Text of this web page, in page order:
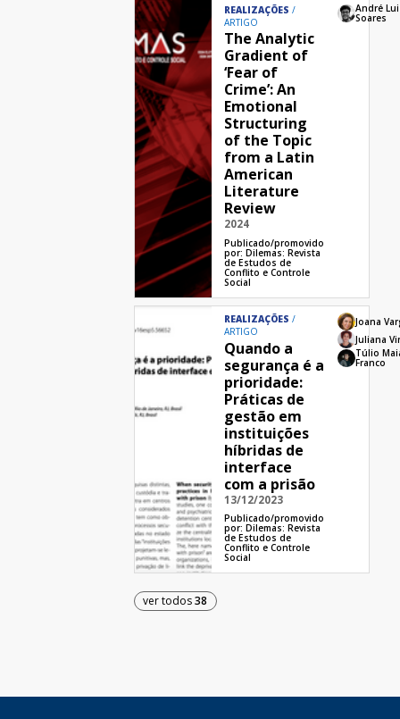
REALIZAÇÕES
ARTIGO
The Analytic
Gradient of
‘Fear of
Crime’: An
Emotional
Structuring
of the Topic
from a Latin
American
Literature
Review
2024
Publicado/promovido
por:Dilemas: Revista
de Estudos de
Conflito e Controle
Social
André
Soares
REALIZAÇÕES
ARTIGO
Quando a
segurança é a
prioridade:
Práticas de
gestão em
instituições
híbridas de
interface
com a prisão
13/12/2023
Publicado/promovido
por:Dilemas: Revista
de Estudos de
Conflito e Controle
Social
Joana
Juliana
Túlio
Franco
ver todos38